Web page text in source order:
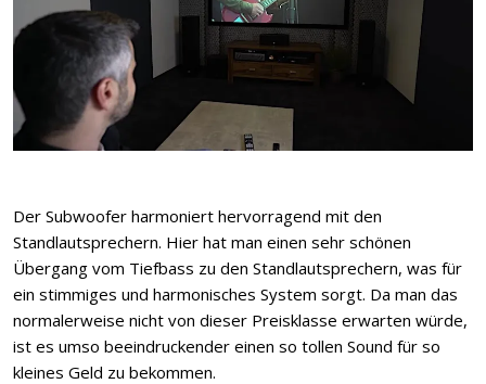
Der Subwoofer harmoniert hervorragend mit den
Standlautsprechern. Hier hat man einen sehr schönen
Übergang vom Tiefbass zu den Standlautsprechern, was für
ein stimmiges und harmonisches System sorgt. Da man das
normalerweise nicht von dieser Preisklasse erwarten würde,
ist es umso beeindruckender einen so tollen Sound für so
kleines Geld zu bekommen.